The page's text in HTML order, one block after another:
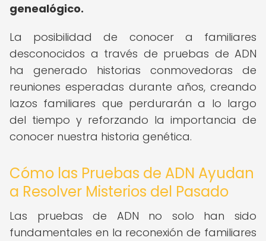
genealógico.
La posibilidad de conocer a familiares
desconocidos a través de pruebas de ADN
ha generado historias conmovedoras de
reuniones esperadas durante años, creando
lazos familiares que perdurarán a lo largo
del tiempo y reforzando la importancia de
conocer nuestra historia genética.
Cómo las Pruebas de ADN Ayudan
a Resolver Misterios del Pasado
Las pruebas de ADN no solo han sido
fundamentales en la reconexión de familiares